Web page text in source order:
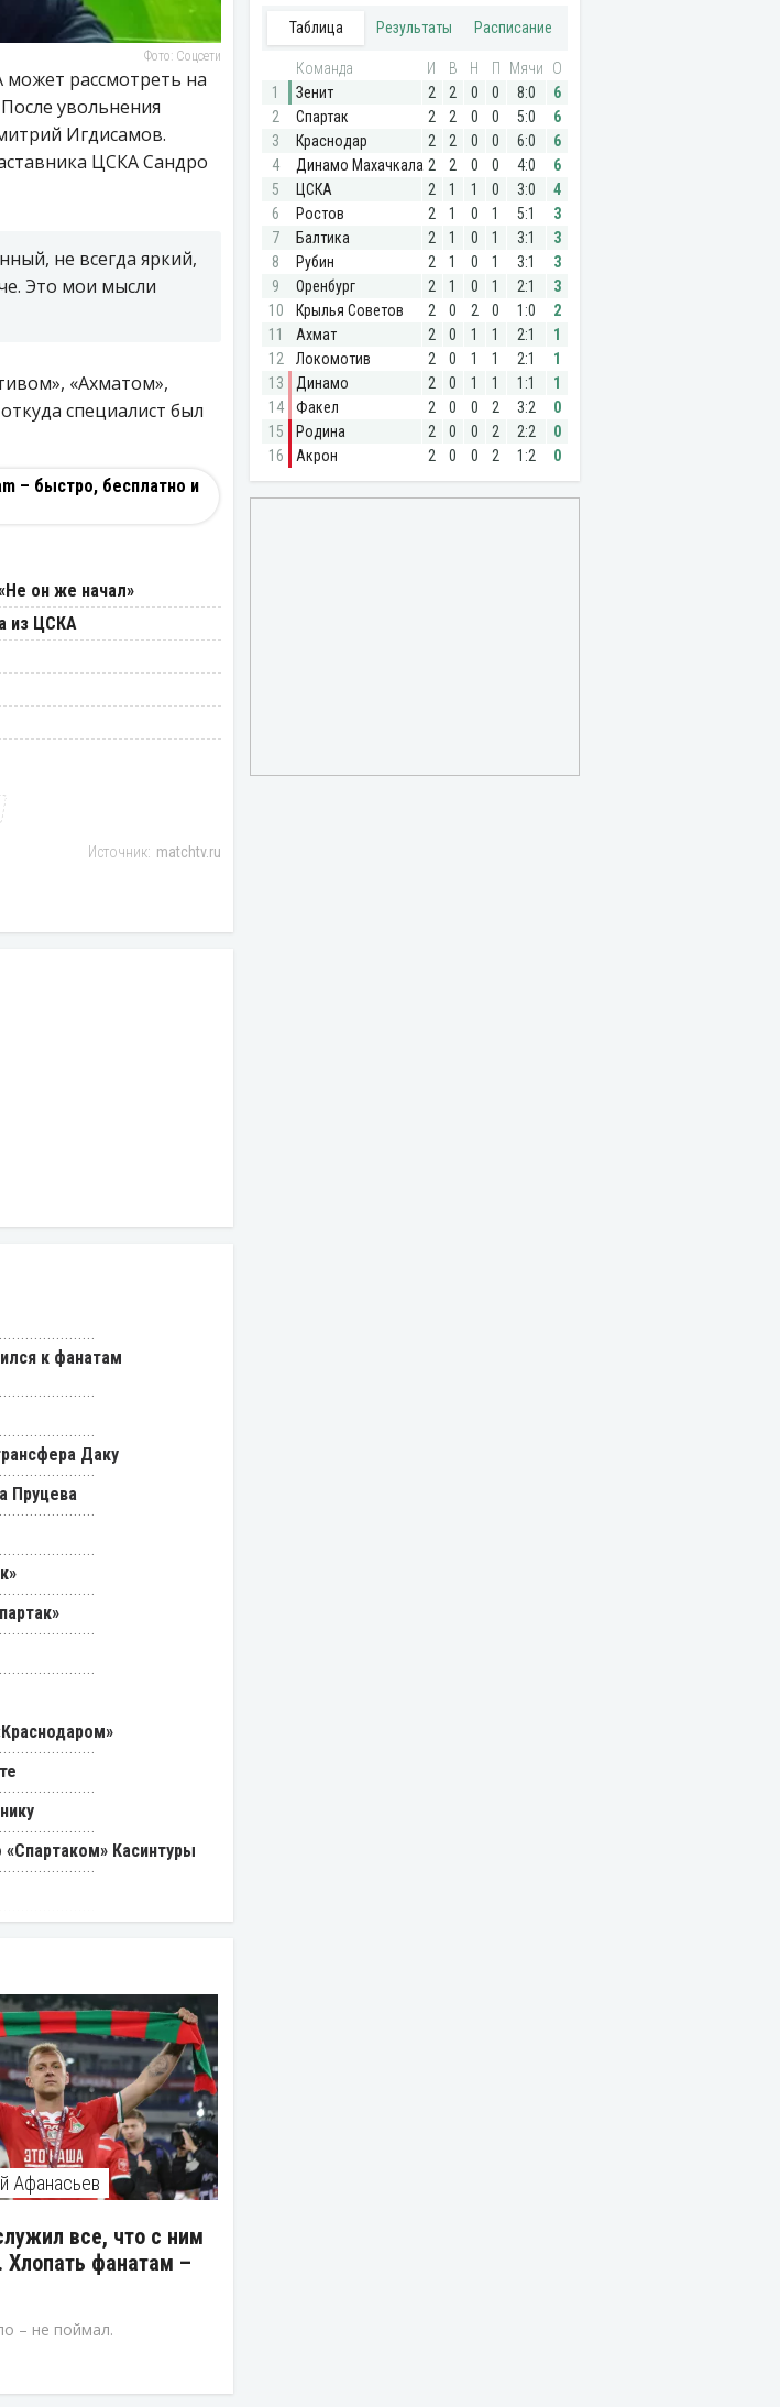
Фото: Соцсети
рассмотреть на
увольнения
Игдисамов.
ЦСКА Сандро
не всегда яркий,
Это мои мысли
«Ахматом»,
специалист был
– быстро, бесплатно и
он же начал»
из ЦСКА
matchtv.ru
к фанатам
Даку
Пруцева
Касинтуры
Афанасьев
все, что с ним
Хлопать фанатам –
– не поймал.